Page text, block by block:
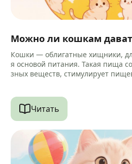
Можно ли кошкам
Кошки — облигатные хищники,
я основой питания. Такая пища
зных веществ, стимулирует
Читать